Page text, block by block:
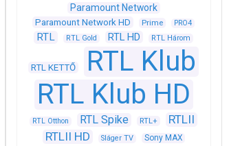
Paramount Network
Paramount Network HD Prime PRO4
RTL RTL Gold RTL HD RTL Három
RTL KETTŐ
RTL Klub
RTL Klub HD
RTL Otthon RTL Spike RTL+
RTLII
RTLII HD
Sláger TV Sony MAX